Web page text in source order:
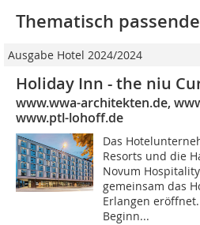
Thematisch
Ausgabe Hotel 2024/2024
Holiday Inn - the niu
www.wwa-architekten.de,
www.ptl-lohoff.de
Das
Resorts und die
Novum
gemeinsam das
Erlangen
Beginn...